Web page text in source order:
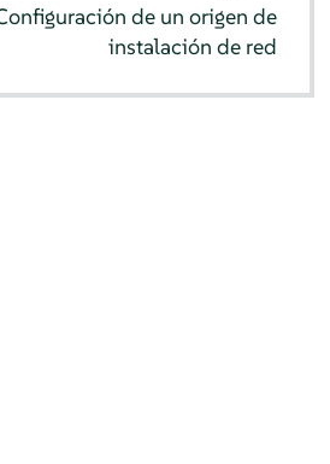
de un origen de
instalación de red